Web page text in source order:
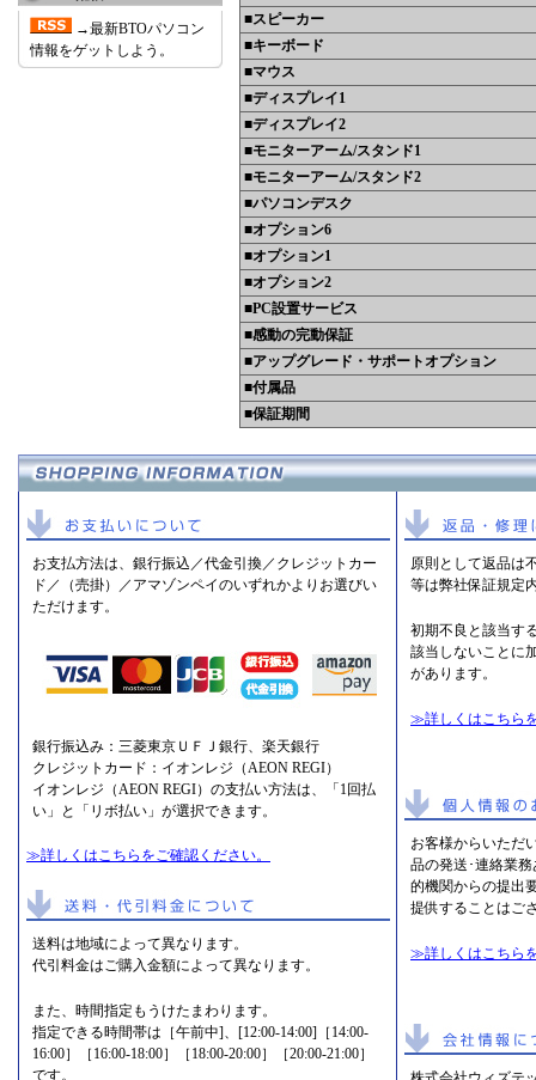
→最新BTOパソコン
情報をゲットしよう。
■スピーカー
■キーボード
■マウス
■ディスプレイ1
■ディスプレイ2
■モニターアーム/スタンド1
■モニターアーム/スタンド2
■パソコンデスク
■オプション6
■オプション1
■オプション2
■PC設置サービス
■感動の完動保証
■アップグレード・サポートオプション
■付属品
■保証期間
お支払方法は、銀行振込／代金引換／クレジットカー
ド／（売掛）／アマゾンペイのいずれかよりお選びい
ただけます。
銀行振込み：三菱東京ＵＦＪ銀行、楽天銀行
クレジットカード：イオンレジ（AEON REGI）
イオンレジ（AEON REGI）の支払い方法は、「1回払
い」と「リボ払い」が選択できます。
≫詳しくはこちらをご確認ください。
送料は地域によって異なります。
代引料金はご購入金額によって異なります。
また、時間指定もうけたまわります。
指定できる時間帯は［午前中]、[12:00-14:00]［14:00-
16:00］［16:00-18:00］［18:00-20:00］［20:00-21:00］
です。
原則として返品は
等は弊社保証規定
初期不良と該当す
該当しないことに
があります。
≫詳しくはこちら
お客様からいただ
品の発送･連絡業
的機関からの提出
提供することはご
≫詳しくはこちら